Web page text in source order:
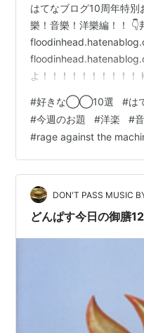
はてなブログ10周年特
樂！音樂！洋樂編！！ 👇
よ！！！！！！！！！
Effloresce - Covet Blue
Butterfly - Kendrick
SORRY - Meg Myers
#好きな◯◯10選 #は
#今週のお題 #洋楽 #
#rage against the
DON'T PASS MUSIC
どんぱす今日の御